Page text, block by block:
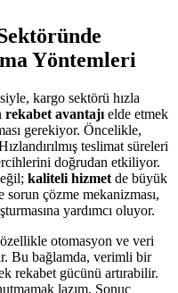
Yöntemleri
kargo sektörü hızla
rekabet avantajı elde etmek
gerekiyor. Öncelikle,
teslimat süreleri
doğrudan etkiliyor.
kaliteli hizmet de büyük
çözme mekanizması,
yardımcı oluyor.
otomasyon ve veri
Bu bağlamda, verimli bir
rekabet gücünü artırabilir.
lazım. Sonuç